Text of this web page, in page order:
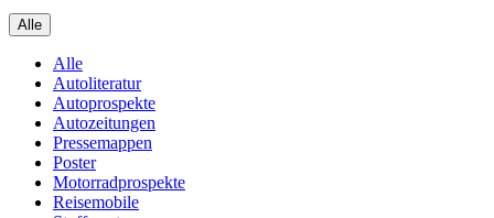
Alle
Alle
Autoliteratur
Autoprospekte
Autozeitungen
Pressemappen
Poster
Motorradprospekte
Reisemobile